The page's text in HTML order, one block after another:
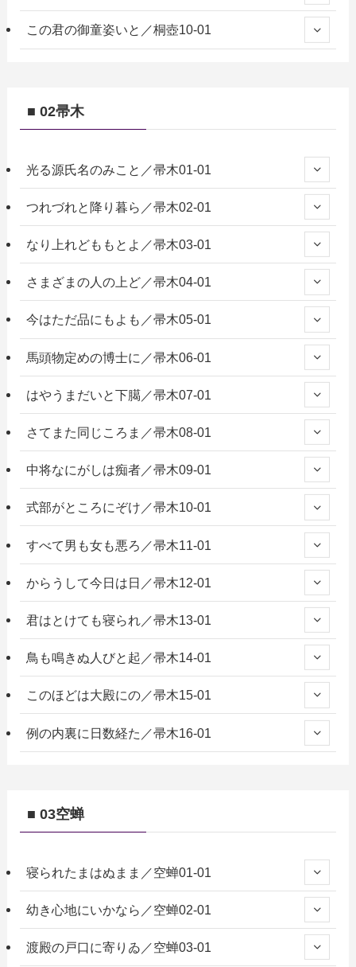
この君の御童姿いと／桐壺10-01
■ 02帚木
光る源氏名のみこと／帚木01-01
つれづれと降り暮ら／帚木02-01
なり上れどももとよ／帚木03-01
さまざまの人の上ど／帚木04-01
今はただ品にもよも／帚木05-01
馬頭物定めの博士に／帚木06-01
はやうまだいと下臈／帚木07-01
さてまた同じころま／帚木08-01
中将なにがしは痴者／帚木09-01
式部がところにぞけ／帚木10-01
すべて男も女も悪ろ／帚木11-01
からうして今日は日／帚木12-01
君はとけても寝られ／帚木13-01
鳥も鳴きぬ人びと起／帚木14-01
このほどは大殿にの／帚木15-01
例の内裏に日数経た／帚木16-01
■ 03空蝉
寝られたまはぬまま／空蝉01-01
幼き心地にいかなら／空蝉02-01
渡殿の戸口に寄りゐ／空蝉03-01